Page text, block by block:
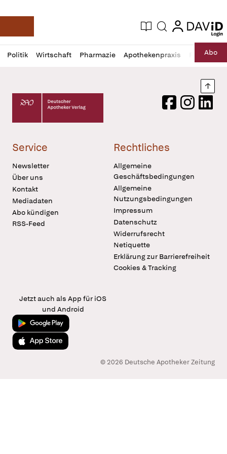
Deutsche Apotheker Zeitung
Aktuelle Ausgabe
Suche login
login
Politik Wirtschaft Pharmazie Apothekenpraxis RechtAbo
Profil
öffnen
Daz
Pur
Deutscher Apotheker Verlag Logo
FacebookInstagram
Service
Newsletter
Über uns
Kontakt
Mediadaten
Abo kündigen
RSS-Feed
Rechtliches
Allgemeine
Geschäftsbedingungen
Allgemeine
Nutzungsbedingungen
Impressum
Datenschutz
Widerrufsrecht
Netiquette
Erklärung zur Barrierefreiheit
Cookies & Tracking
Jetzt auch als App für iOS
und Android
Jetzt bei Google Play
Laden im App Store
© 2026 Deutsche Apotheker Zeitung